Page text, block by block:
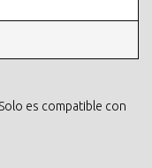
Solo es compatible con